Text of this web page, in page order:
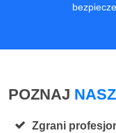
POZNAJ
Zgrani